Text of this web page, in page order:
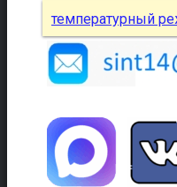
температурный